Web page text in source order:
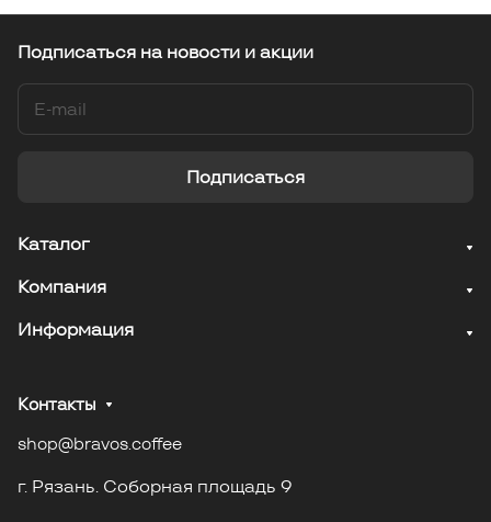
Подписаться на новости и акции
Подписаться
Каталог
Компания
Информация
Контакты
shop@bravos.coffee
г. Рязань. Соборная площадь 9